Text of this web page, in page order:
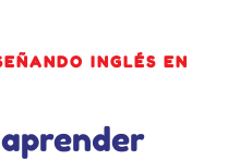
INGLÉS EN